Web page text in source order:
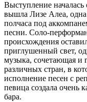
Выступление
вышла Лизе Алеа, одна
полчаса под
песни. Соло-
происхождения
приглушенный свет,
музыка, сочетающая и
различных стран, в
исполнение песен с
певица создала очень
бара.